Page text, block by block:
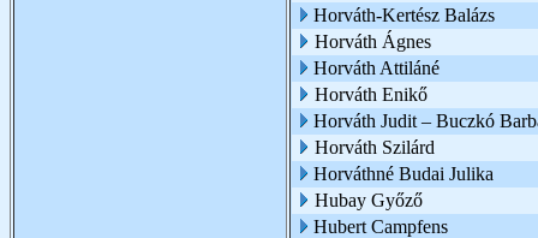
Horváth-Kertész Balázs
Horváth Ágnes
Horváth Attiláné
Horváth Enikő
Horváth Judit – Buczkó
Horváth Szilárd
Horváthné Budai Julika
Hubay Győző
Hubert Campfens